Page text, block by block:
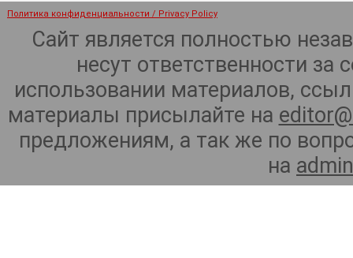
Политика конфиденциальности / Privacy Policy
Сайт является полностью
несут ответственности
использовании материалов,
материалы присылайте на
предложениям, а так же по
на